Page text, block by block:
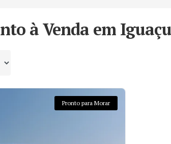
à Venda em
Pronto para Morar